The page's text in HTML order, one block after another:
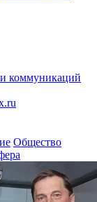
коммуникаций
Общество